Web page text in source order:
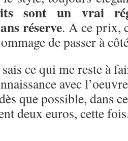
sont un vrai
réserve. A ce prix,
de passer à
ce qui me reste à
avec
que possible, dans
deux euros, cette